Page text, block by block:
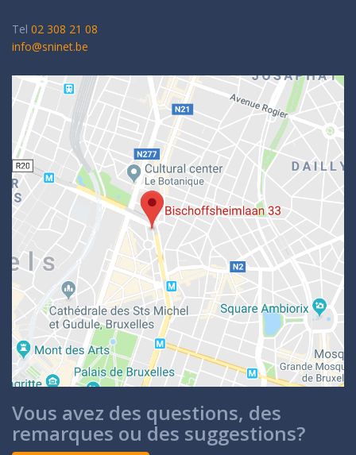
Tel 02 308 21 08
info@sninet.be
Vous avez des questions, des
remarques ou des suggestions?